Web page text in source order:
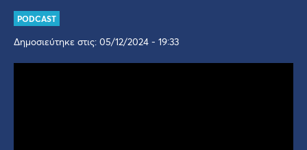
PODCAST
Δημοσιεύτηκε στις: 05/12/2024 - 19:33